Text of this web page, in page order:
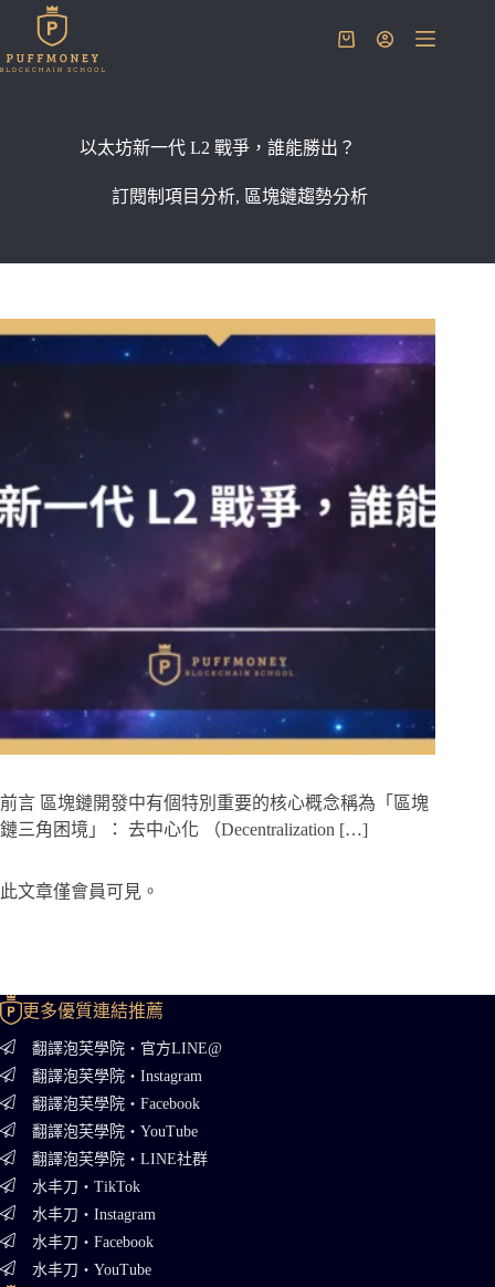
主
購
以太坊新一代 L2 戰爭，誰能勝出？
訂閱制項目分析, 區塊鏈趨勢分析
前言 區塊鏈開發中有個特別重要的核心概念稱為「區塊
鏈三角困境」： 去中心化 （Decentralization […]
此文章僅會員可見。
更多優質連結推薦
翻譯泡芙學院・官方LINE@
翻譯泡芙學院・Instagram
翻譯泡芙學院・Facebook
翻譯泡芙學院・YouTube
翻譯泡芙學院・LINE社群
水丰刀・TikTok
水丰刀・Instagram
水丰刀・Facebook
水丰刀・YouTube